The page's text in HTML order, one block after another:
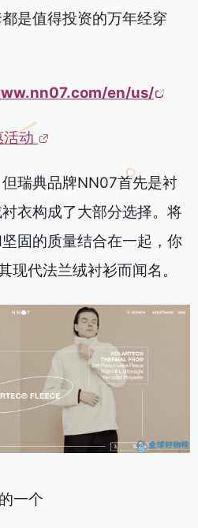
是值得投资的万年经穿
en/us/
动
瑞典品牌NN07首先是衬
衣构成了大部分选择。将
固的质量结合在一起，你
现代法兰绒衬衫而闻名。
一个